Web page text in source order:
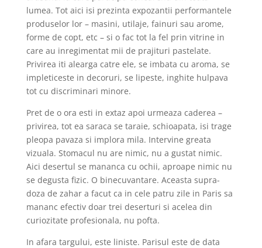
lumea. Tot aici isi prezinta expozantii performantele
produselor lor – masini, utilaje, fainuri sau arome,
forme de copt, etc – si o fac tot la fel prin vitrine in
care au inregimentat mii de prajituri pastelate.
Privirea iti alearga catre ele, se imbata cu aroma, se
impleticeste in decoruri, se lipeste, inghite hulpava
tot cu discriminari minore.
Pret de o ora esti in extaz apoi urmeaza caderea –
privirea, tot ea saraca se taraie, schioapata, isi trage
pleopa pavaza si implora mila. Intervine greata
vizuala. Stomacul nu are nimic, nu a gustat nimic.
Aici desertul se mananca cu ochii, aproape nimic nu
se degusta fizic. O binecuvantare. Aceasta supra-
doza de zahar a facut ca in cele patru zile in Paris sa
mananc efectiv doar trei deserturi si acelea din
curiozitate profesionala, nu pofta.
In afara targului, este liniste. Parisul este de data